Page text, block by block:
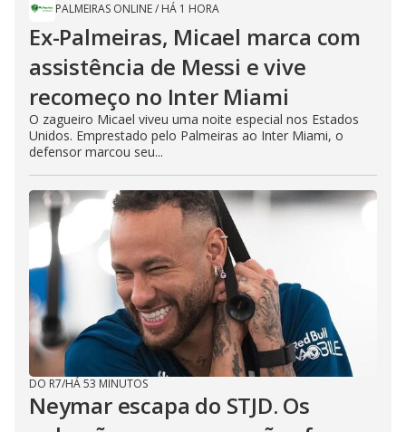
PALMEIRAS ONLINE/ HÁ 1 HORA
Ex-Palmeiras, Micael marca com
assistência de Messi e vive
recomeço no Inter Miami
O zagueiro Micael viveu uma noite especial nos Estados
Unidos. Emprestado pelo Palmeiras ao Inter Miami, o
defensor marcou seu...
DO R7/HÁ 53 MINUTOS
Neymar escapa do STJD. Os